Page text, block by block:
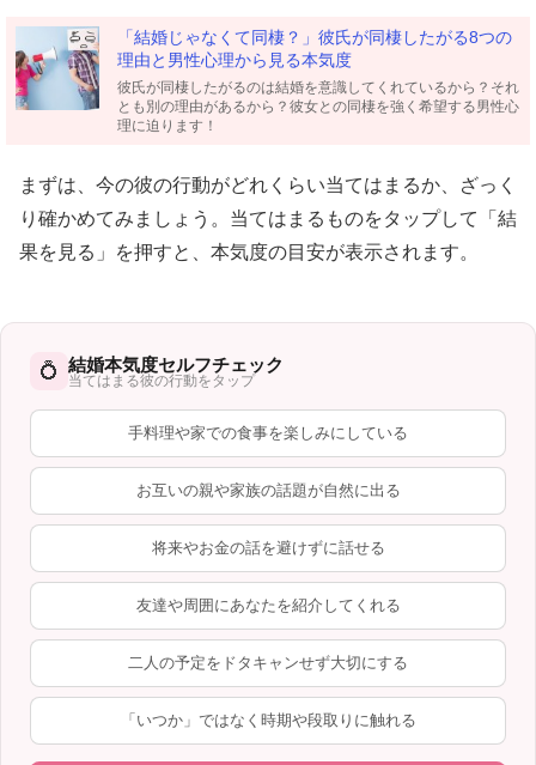
「結婚じゃなくて同棲？」彼氏が同棲したがる8つの
理由と男性心理から見る本気度
彼氏が同棲したがるのは結婚を意識してくれているから？それ
とも別の理由があるから？彼女との同棲を強く希望する男性心
理に迫ります！
まずは、今の彼の行動がどれくらい当てはまるか、ざっく
り確かめてみましょう。当てはまるものをタップして「結
果を見る」を押すと、本気度の目安が表示されます。
💍 結婚本気度セルフチェック
当てはまる彼の行動をタップ
手料理や家での食事を楽しみにしている
お互いの親や家族の話題が自然に出る
将来やお金の話を避けずに話せる
友達や周囲にあなたを紹介してくれる
二人の予定をドタキャンせず大切にする
「いつか」ではなく時期や段取りに触れる